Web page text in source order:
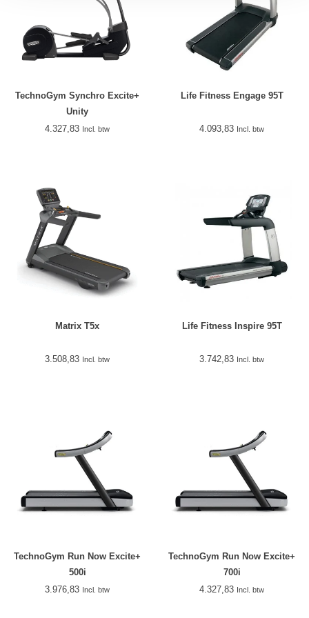
TechnoGym Synchro Excite+
Unity
4.327,83 Incl. btw
Life Fitness Engage 95T
4.093,83 Incl. btw
Matrix T5x
3.508,83 Incl. btw
Life Fitness Inspire 95T
3.742,83 Incl. btw
TechnoGym Run Now Excite+
500i
3.976,83 Incl. btw
TechnoGym Run Now Excite+
700i
4.327,83 Incl. btw